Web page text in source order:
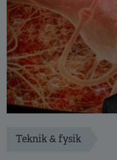
Teknik & fysik